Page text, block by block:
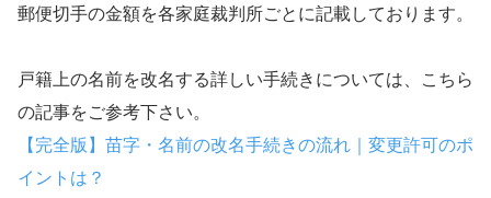
郵便切手の金額を各家庭裁判所ごとに記載しております。
戸籍上の名前を改名する詳しい手続きについては、こちら
の記事をご参考下さい。
【完全版】苗字・名前の改名手続きの流れ｜変更許可のポ
イントは？